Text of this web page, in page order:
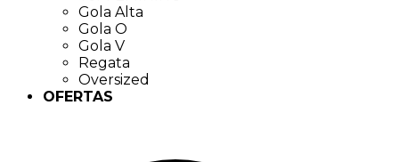
Gola Alta
Gola O
Gola V
Regata
Oversized
OFERTAS